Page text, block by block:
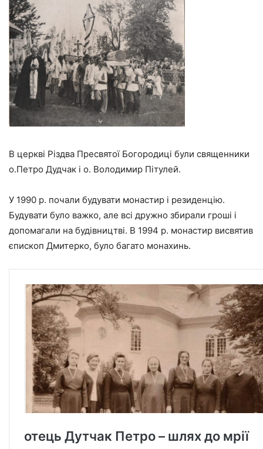
В церкві Різдва Пресвятої Богородиці були священники
о.Петро Дудчак і о. Володимир Пітулей.
У 1990 р. почали будувати монастир і резиденцію.
Будувати було важко, але всі дружно збирали гроші і
допомагали на будівництві. В 1994 р. монастир висвятив
єпископ Дмитерко, було багато монахинь.